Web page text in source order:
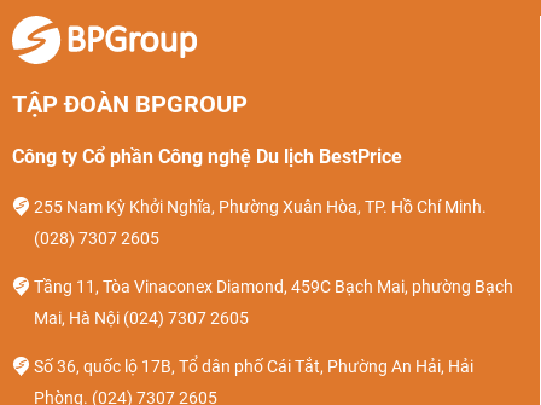
TẬP ĐOÀN BPGROUP
Công ty Cổ phần Công nghệ Du lịch BestPrice
255 Nam Kỳ Khởi Nghĩa, Phường Xuân Hòa, TP. Hồ Chí Minh.
(028) 7307 2605
Tầng 11, Tòa Vinaconex Diamond, 459C Bạch Mai, phường Bạch
Mai, Hà Nội (024) 7307 2605
Số 36, quốc lộ 17B, Tổ dân phố Cái Tắt, Phường An Hải, Hải
Phòng. (024) 7307 2605